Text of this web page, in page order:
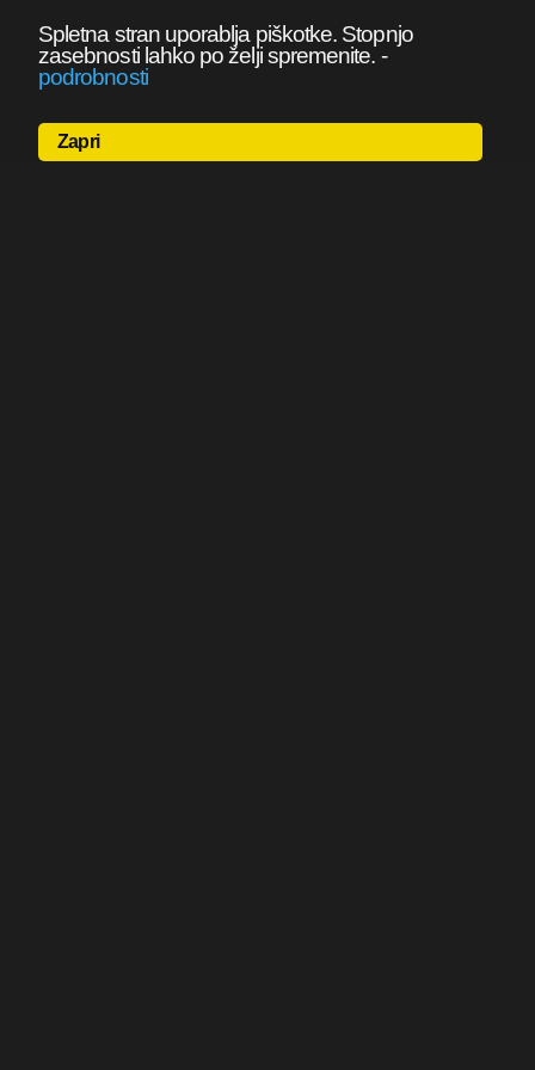
Spletna stran uporablja piškotke. Stopnjo
zasebnosti lahko po želji spremenite. -
podrobnosti
Zapri